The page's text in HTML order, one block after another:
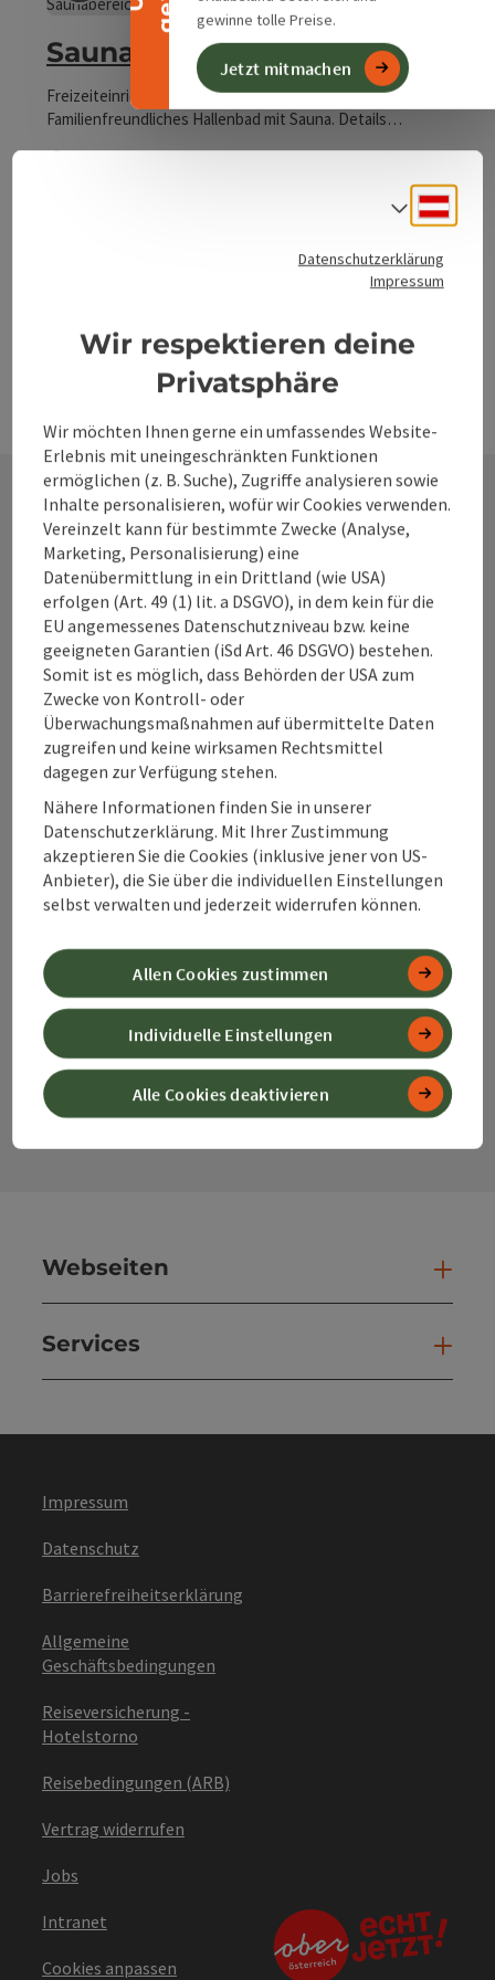
gewinne tolle Preise.
Jetzt mitmachen
Beitrag merken: Sauna in Kirchdorf
Sauna in Kirchdorf
Freizeiteinrichtung in der Bezirkshauptstadt Kirchdorf.
Familienfreundliches Hallenbad mit Sauna. Details
Kontakt
Alpenland Tourismus GmbH
Bahnhofstraße 2
4580 Windischgarsten
+43 50 360 360 360
info@360alpenland.com
Kontaktformular
Webseiten
Services
Impressum
Datenschutz
Barrierefreiheitserklärung
Allgemeine
Geschäftsbedingungen
Reiseversicherung -
Hotelstorno
Reisebedingungen (ARB)
Vertrag widerrufen
Jobs
Intranet
Cookies anpassen
Datenschutzerklärung
Impressum
Wir respektieren deine
Privatsphäre
Wir möchten Ihnen gerne ein umfassendes Website-
Erlebnis mit uneingeschränkten Funktionen
ermöglichen (z. B. Suche), Zugriffe analysieren sowie
Inhalte personalisieren, wofür wir Cookies verwenden.
Vereinzelt kann für bestimmte Zwecke (Analyse,
Marketing, Personalisierung) eine
Datenübermittlung in ein Drittland (wie USA)
erfolgen (Art. 49 (1) lit. a DSGVO), in dem kein für die
EU angemessenes Datenschutzniveau bzw. keine
geeigneten Garantien (iSd Art. 46 DSGVO) bestehen.
Somit ist es möglich, dass Behörden der USA zum
Zwecke von Kontroll- oder
Überwachungsmaßnahmen auf übermittelte Daten
zugreifen und keine wirksamen Rechtsmittel
dagegen zur Verfügung stehen.
Nähere Informationen finden Sie in unserer
Datenschutzerklärung. Mit Ihrer Zustimmung
akzeptieren Sie die Cookies (inklusive jener von US-
Anbieter), die Sie über die individuellen Einstellungen
selbst verwalten und jederzeit widerrufen können.
Alle Cookies deaktivieren
Individuelle Einstellungen
Allen Cookies zustimmen